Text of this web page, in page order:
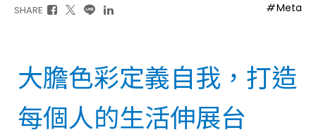
SHARE Meta
大膽色彩定義自我，打造
每個人的生活伸展台